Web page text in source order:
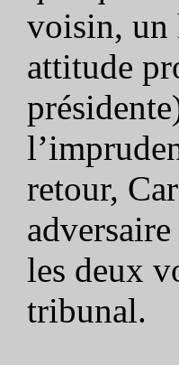
voisin, un
attitude
retour,
les deux
tribunal.